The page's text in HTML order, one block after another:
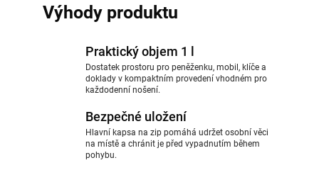
Výhody produktu
Praktický objem 1 l
Dostatek prostoru pro peněženku, mobil, klíče a
doklady v kompaktním provedení vhodném pro
každodenní nošení.
Bezpečné uložení
Hlavní kapsa na zip pomáhá udržet osobní věci
na místě a chránit je před vypadnutím během
pohybu.